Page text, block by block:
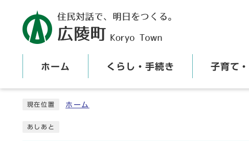
ホーム くらし・手続き 子育て
現在位置 ホーム
あしあと